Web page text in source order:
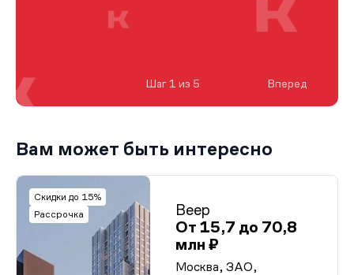
Шаг 1 из 5 Вперед
Вам может быть интересно
Скидки до 15%
Рассрочка
Веер
От 15,7 до 70,8
млн ₽
Москва, ЗАО,